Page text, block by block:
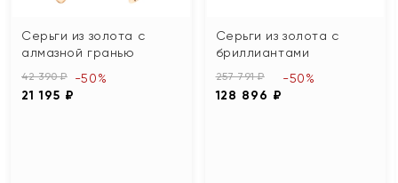
Серьги из золота с
алмазной гранью
42 390 ₽
21 195 ₽
-50%
Серьги из золота с
бриллиантами
257 791 ₽
128 896 ₽
-50%